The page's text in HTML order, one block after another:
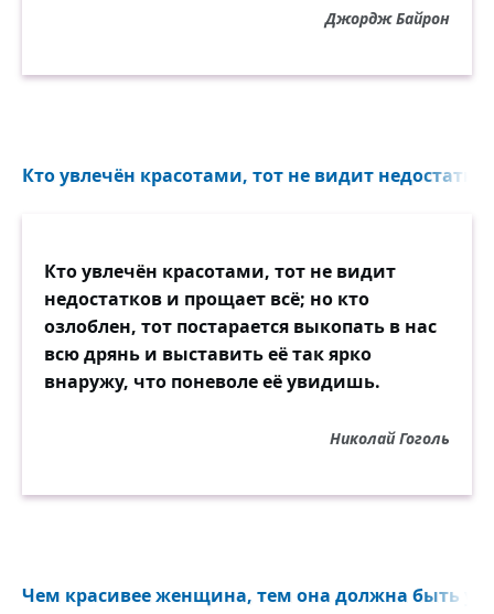
Джордж Байрон
Кто увлечён красотами, тот не видит
Кто увлечён красотами, тот не видит
недостатков и прощает всё; но кто
озлоблен, тот постарается выкопать в нас
всю дрянь и выставить её так ярко
внаружу, что поневоле её увидишь.
Николай Гоголь
Чем красивее женщина, тем она должна быть